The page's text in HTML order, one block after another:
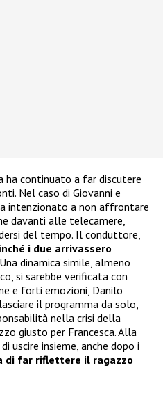
ha continuato a far discutere
Nel caso di Giovanni e
intenzionato a non affrontare
davanti alle telecamere,
del tempo. Il conduttore,
i due arrivassero
dinamica simile, almeno
si sarebbe verificata con
e forti emozioni, Danilo
il programma da solo,
nella crisi della
giusto per Francesca. Alla
uscire insieme, anche dopo i
di far riflettere il ragazzo